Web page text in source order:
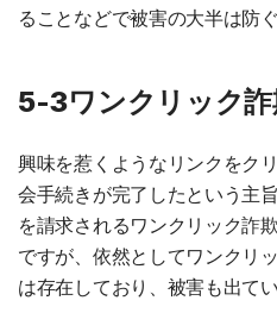
ることなどで被害の大半は防
5-3ワンクリック
興味を惹くようなリンクをク
会手続きが完了したという主
を請求されるワンクリック詐
ですが、依然としてワンクリ
は存在しており、被害も出てい